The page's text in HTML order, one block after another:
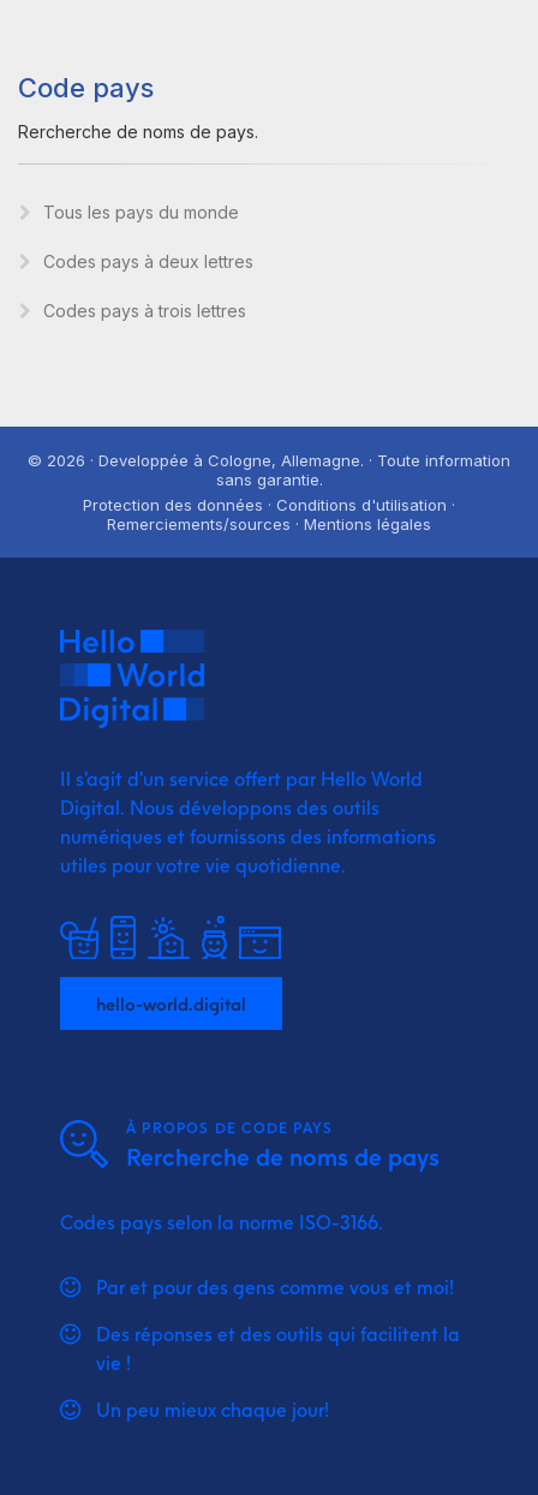
Code pays
Rercherche de noms de pays.
Tous les pays du monde
Codes pays à deux lettres
Codes pays à trois lettres
© 2026 · Developpée à Cologne, Allemagne. · Toute information
sans garantie.
Protection des données · Conditions d'utilisation ·
Remerciements/sources · Mentions légales
Il s'agit d'un service offert par Hello World
Digital. Nous développons des outils
numériques et fournissons des informations
utiles pour votre vie quotidienne.
hello-world.digital
À PROPOS DE CODE PAYS
Rercherche de noms de pays
Codes pays selon la norme ISO-3166.
Par et pour des gens comme vous et moi!
Des réponses et des outils qui facilitent la
vie !
Un peu mieux chaque jour!